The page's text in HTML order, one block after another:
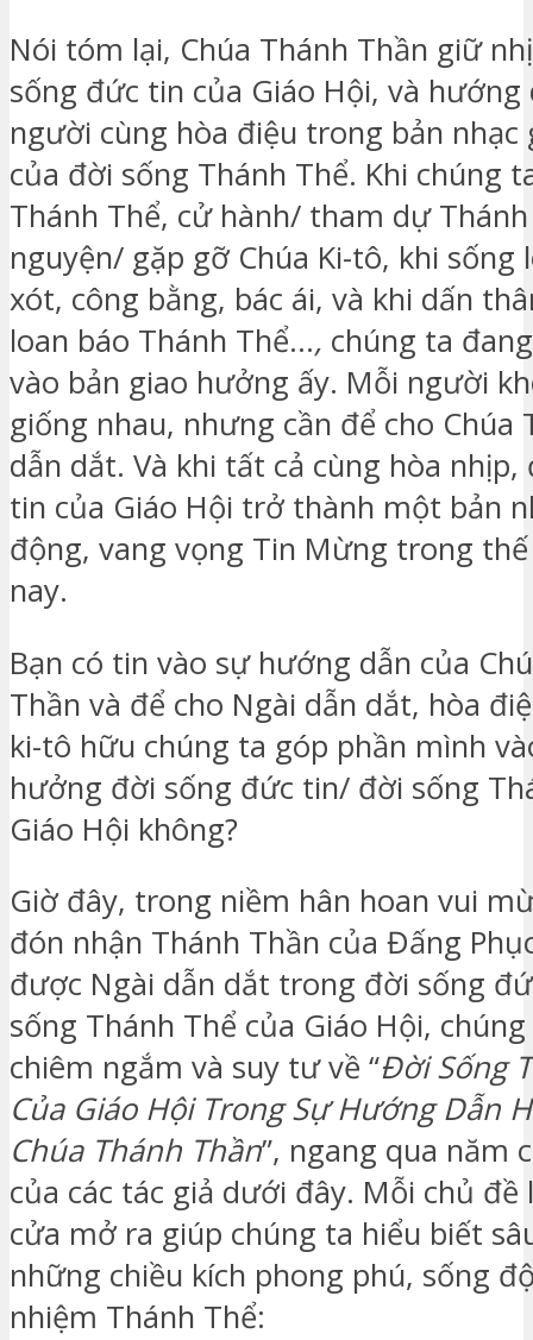
Nói tóm lại, Chúa Thánh Thần giữ
sống đức tin của Giáo Hội, và
người cùng hòa điệu trong bản nhạc
của đời sống Thánh Thể. Khi chúng
Thánh Thể, cử hành/ tham dự
nguyện/ gặp gỡ Chúa Ki-tô, khi
xót, công bằng, bác ái, và khi dấn
loan báo Thánh Thể…, chúng ta
vào bản giao hưởng ấy. Mỗi người
giống nhau, nhưng cần để cho Chúa
dẫn dắt. Và khi tất cả cùng hòa
tin của Giáo Hội trở thành một bản
động, vang vọng Tin Mừng trong
nay.
Bạn có tin vào sự hướng dẫn của
Thần và để cho Ngài dẫn dắt, hòa
ki-tô hữu chúng ta góp phần mình
hưởng đời sống đức tin/ đời sống
Giáo Hội không?
Giờ đây, trong niềm hân hoan vui
đón nhận Thánh Thần của Đấng
được Ngài dẫn dắt trong đời sống
sống Thánh Thể của Giáo Hội,
chiêm ngắm và suy tư về “Đời Sống
Của Giáo Hội Trong Sự Hướng Dẫn
Chúa Thánh Thần”, ngang qua năm
của các tác giả dưới đây. Mỗi chủ đề
cửa mở ra giúp chúng ta hiểu biết
những chiều kích phong phú, sống
nhiệm Thánh Thể: